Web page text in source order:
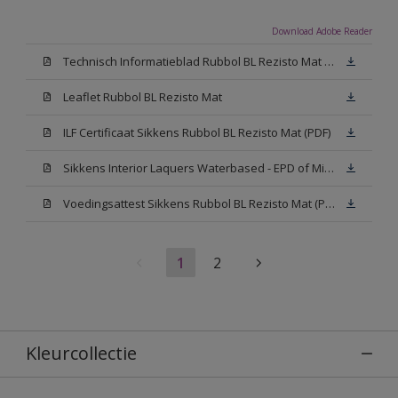
Download Adobe Reader
Technisch Informatieblad Rubbol BL Rezisto Mat (PDF)
Leaflet Rubbol BL Rezisto Mat
ILF Certificaat Sikkens Rubbol BL Rezisto Mat (PDF)
Sikkens Interior Laquers Waterbased - EPD of Milieuproductverklaring
Voedingsattest Sikkens Rubbol BL Rezisto Mat (PDF)
1 2
Kleurcollectie